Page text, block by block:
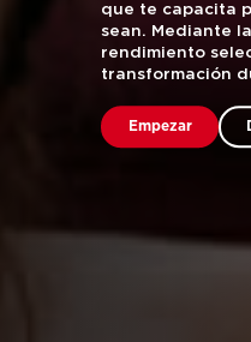
que te capacita
sean. Mediante
rendimiento
transformación
Empezar